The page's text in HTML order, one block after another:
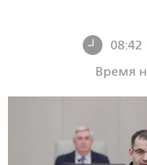
08:42
Время